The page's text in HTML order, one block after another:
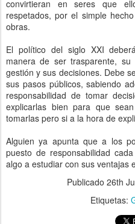
convirtieran en seres que
respetados, por el simple
obras.
El político del siglo XXI
manera de ser trasparente,
gestión y sus decisiones. Debe
sus pasos públicos, sabiendo
responsabilidad de tomar
explicarlas bien para que
tomarlas pero si a la hora de
Alguien ya apunta que a los
puesto de responsabilidad
algo a estudiar con sus ventajas
Publicado 26th
Etiquetas: